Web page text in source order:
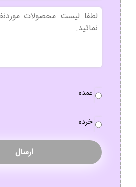
بدون
عنوان
سفارش
عمده
خرده